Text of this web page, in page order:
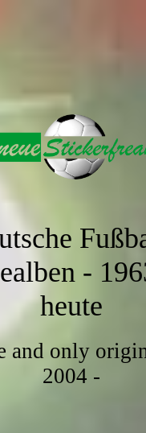
-
heute
and only
2004 -